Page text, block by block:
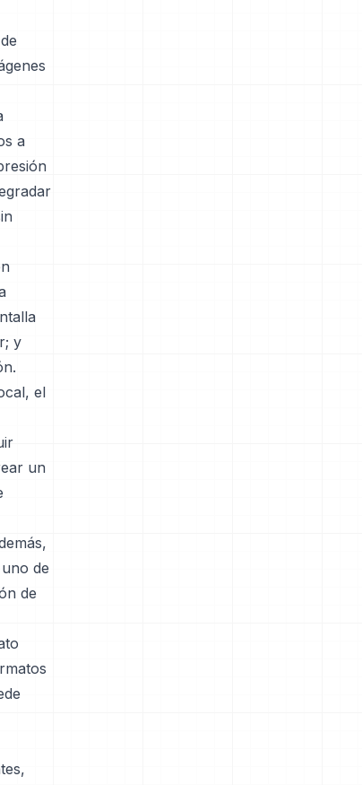
a
y
el
un
de
de